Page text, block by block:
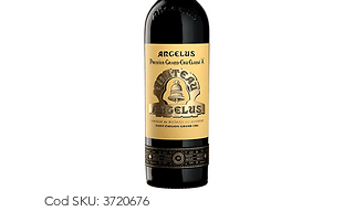
Cod SKU: 3720676